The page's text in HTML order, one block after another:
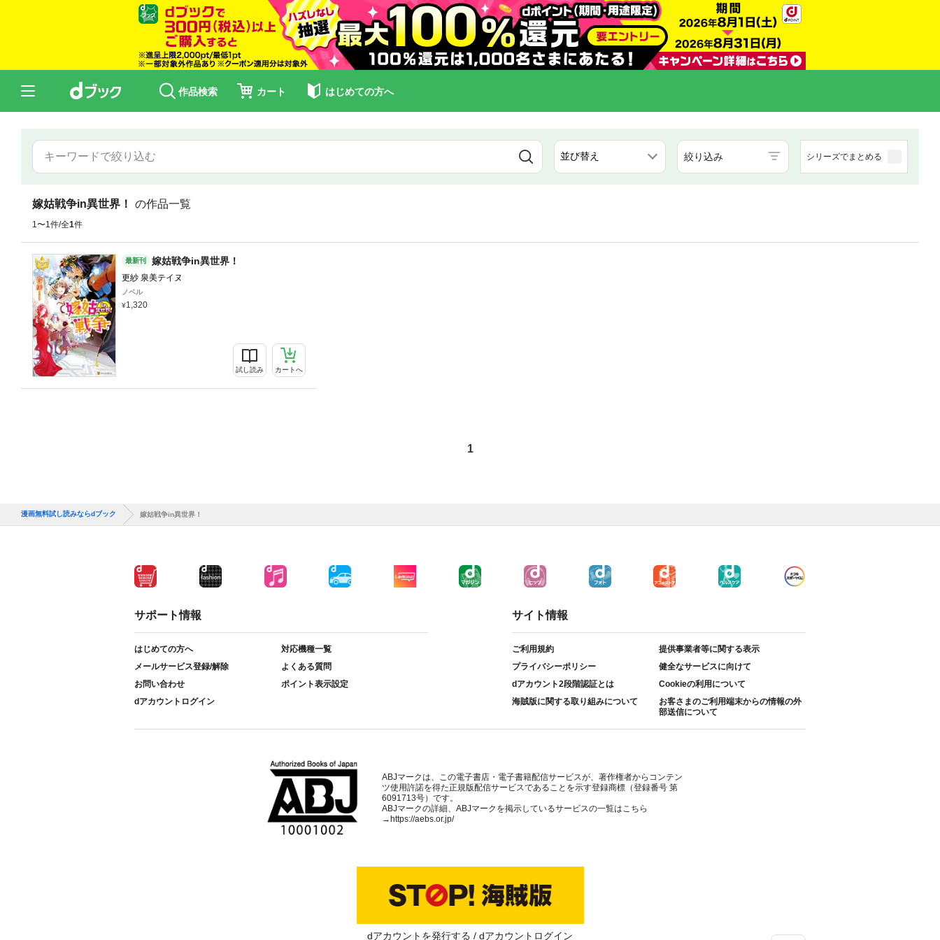
作品検索 カート はじめての方へ
絞り込み シリーズでまとめる
嫁姑戦争in異世界！ の作品一覧
1〜1件/全1件
最新刊 嫁姑戦争in異世界！
更紗 泉美テイヌ
ノベル
1,320
試し読み カートへ
1
漫画無料試し読みならdブック 嫁姑戦争in異世界！
サポート情報
はじめての方へ
対応機種一覧
メールサービス登録/解除
よくある質問
お問い合わせ
ポイント表示設定
dアカウントログイン
サイト情報
ご利用規約
提供事業者等に関する表示
プライバシーポリシー
健全なサービスに向けて
dアカウント2段階認証とは
Cookieの利用について
海賊版に関する取り組みについて
お客さまのご利用端末からの情報の外
部送信について
ABJマークは、この電子書店・電子書籍配信サービスが、著作権者からコンテン
ツ使用許諾を得た正規版配信サービスであることを示す登録商標（登録番号 第
6091713号）です。
ABJマークの詳細、ABJマークを掲示しているサービスの一覧はこちら
→https://aebs.or.jp/
dアカウントを発行する dアカウントログイン